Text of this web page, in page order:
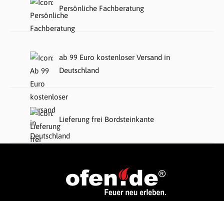
Persönliche Fachberatung
ab 99 Euro kostenloser Versand in
Deutschland
Lieferung frei Bordsteinkante